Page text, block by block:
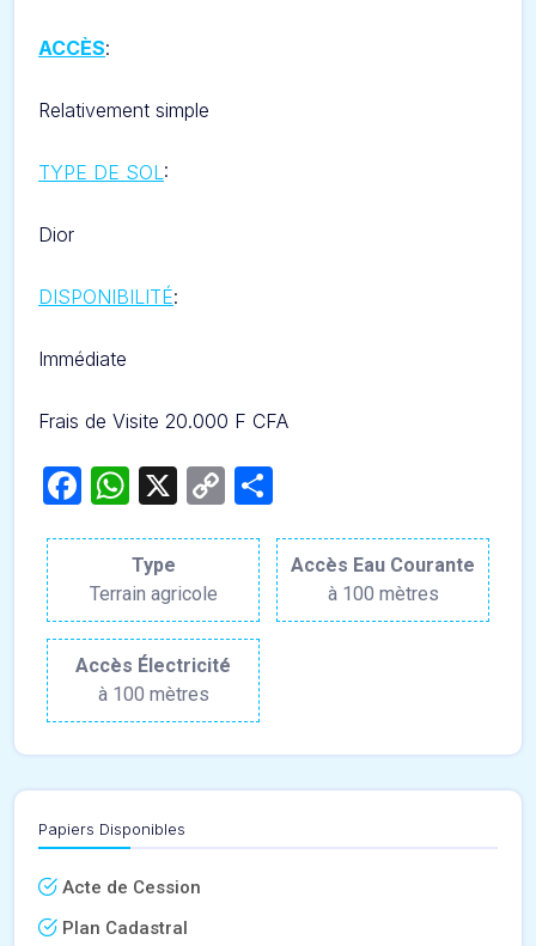
ACCÈS:
Relativement simple
TYPE DE SOL:
Dior
DISPONIBILITÉ:
Immédiate
Frais de Visite 20.000 F CFA
Facebook
WhatsApp
X
Copy
Type
Terrain agricole
Accès Eau Courante
à 100 mètres
Accès Électricité
à 100 mètres
Papiers Disponibles
Acte de Cession
Plan Cadastral